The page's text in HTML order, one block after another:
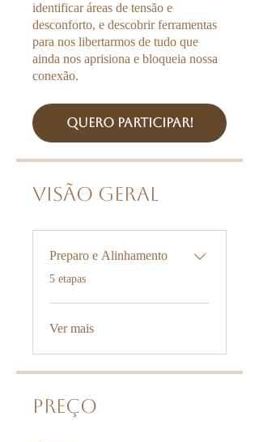
identificar áreas de tensão e
desconforto, e descobrir ferramentas
para nos libertarmos de tudo que
ainda nos aprisiona e bloqueia nossa
QUERO PARTICIPAR!
Visão geral
Preparo e Alinhamento
.
5 etapas
Ver mais
Preço